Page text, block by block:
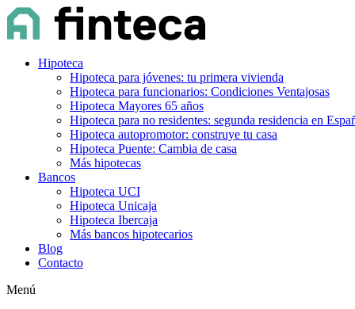
Hipoteca
Hipoteca para jóvenes: tu primera vivienda
Hipoteca para funcionarios: Condiciones Ventajosas
Hipoteca Mayores 65 años
Hipoteca para no residentes: segunda residencia en
Hipoteca autopromotor: construye tu casa
Hipoteca Puente: Cambia de casa
Más hipotecas
Bancos
Hipoteca UCI
Hipoteca Unicaja
Hipoteca Ibercaja
Más bancos hipotecarios
Blog
Contacto
Menú